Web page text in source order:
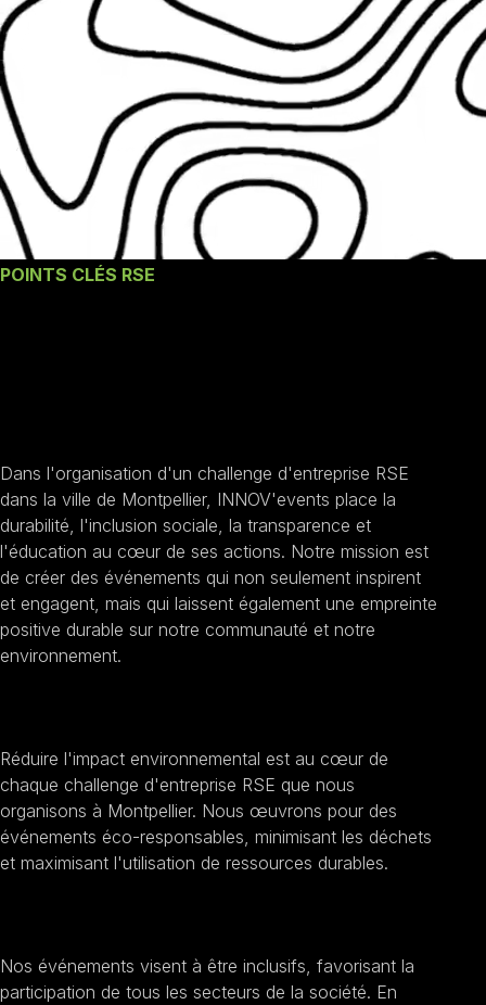
POINTS CLÉS RSE
Dans l'organisation d'un challenge d'entreprise RSE
dans la ville de Montpellier, INNOV'events place la
durabilité, l'inclusion sociale, la transparence et
l'éducation au cœur de ses actions. Notre mission est
de créer des événements qui non seulement inspirent
et engagent, mais qui laissent également une empreinte
positive durable sur notre communauté et notre
environnement.
Réduire l'impact environnemental est au cœur de
chaque challenge d'entreprise RSE que nous
organisons à Montpellier. Nous œuvrons pour des
événements éco-responsables, minimisant les déchets
et maximisant l'utilisation de ressources durables.
Nos événements visent à être inclusifs, favorisant la
participation de tous les secteurs de la société. En